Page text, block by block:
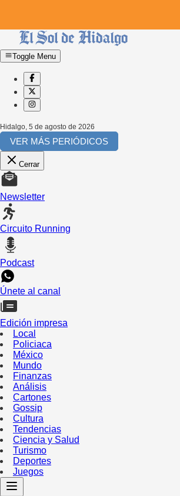
Toggle Menu
Hidalgo, 5 de agosto de 2026
VER MÁS PERIÓDICOS
Cerrar
Newsletter
Circuito Running
Podcast
Únete al canal
Edición impresa
Local
Policiaca
México
Mundo
Finanzas
Análisis
Cartones
Gossip
Cultura
Tendencias
Ciencia y Salud
Turismo
Deportes
Juegos